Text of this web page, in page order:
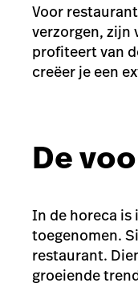
Voor
verzorgen, zijn
profiteert van
creëer je een
De
In de horeca is
toegenomen.
restaurant.
groeiende